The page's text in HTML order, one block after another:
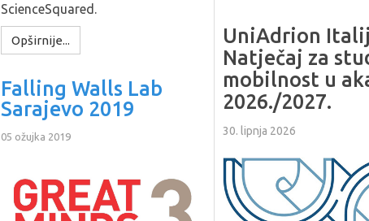
ScienceSquared.
Opširnije...
Falling Walls Lab
Sarajevo 2019
05 ožujka 2019
UniAdrion
Natječaj za
mobilnost u
2026./2027.
30. lipnja 2026